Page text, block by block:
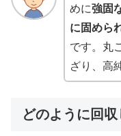
めに強固
に固めら
です。丸
ざり、高
どのように回